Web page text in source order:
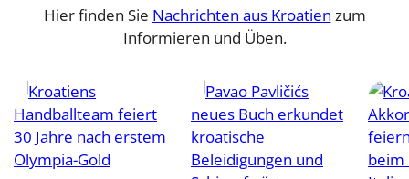
Hier finden Sie Nachrichten aus Kroatien zum
Informieren und Üben.